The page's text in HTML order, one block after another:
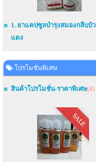
1. ยาแคปซูลบำรุงสมองกลีบบัว
แดง
โปรโมชั่นพิเศษ
สินค้าโปรโมชั่น-ราคาพิเศษ(4)
SALE